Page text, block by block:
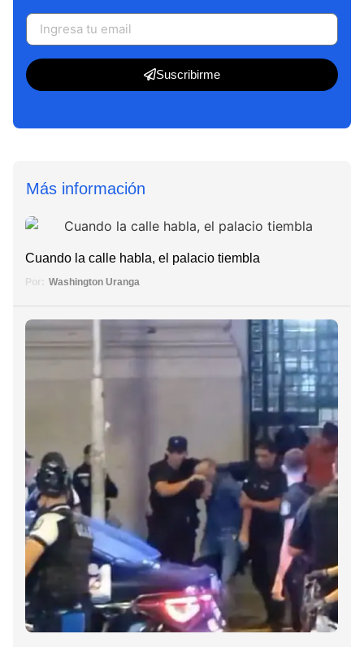
Suscribirme
Más información
Cuando la calle habla, el palacio tiembla
Por: Washington Uranga